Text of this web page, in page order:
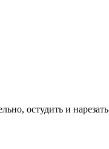
остудить и